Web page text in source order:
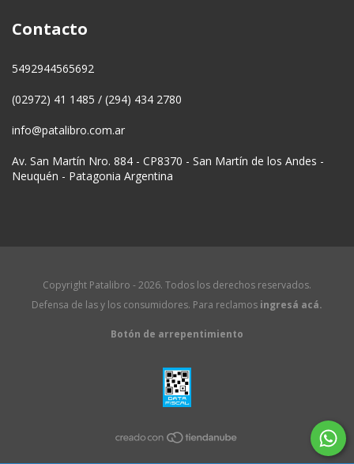
Contacto
5492944565692
(02972) 41 1485 / (294) 434 2780
info@patalibro.com.ar
Av. San Martín Nro. 884 - CP8370 - San Martín de los Andes -
Neuquén - Patagonia Argentina
Copyright Patalibro - 2026. Todos los derechos reservados.
Defensa de las y los consumidores. Para reclamos ingresá acá.
Botón de arrepentimiento